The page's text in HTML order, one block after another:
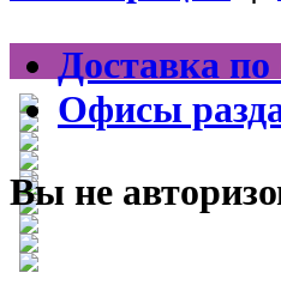
Доставка по
Офисы
Вы не